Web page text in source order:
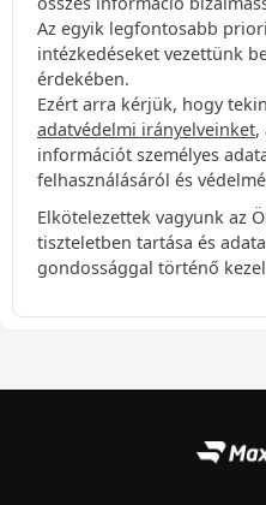
Az egyik legfontosabb
intézkedéseket vezettünk
érdekében.
Ezért arra kérjük, hogy
adatvédelmi irányelveinket,
információt személyes
felhasználásáról és
Elkötelezettek vagyunk az
tiszteletben tartása és
gondossággal történő